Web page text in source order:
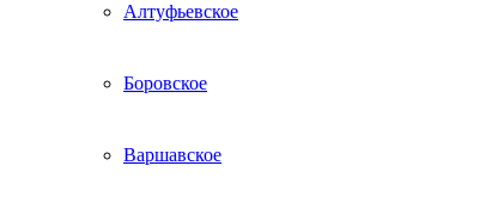
Алтуфьевское
Боровское
Варшавское